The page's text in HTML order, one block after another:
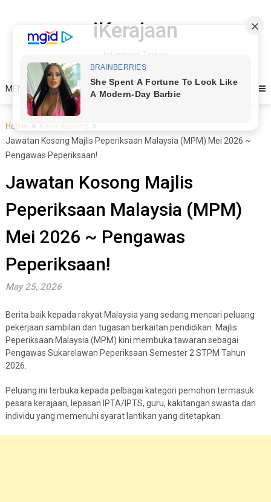
iKerajaan
Informasi Terkini
MENU
Home
Kerja Kosong
Jawatan Kosong Majlis Peperiksaan Malaysia (MPM) Mei 2026 ~
Pengawas Peperiksaan!
Jawatan Kosong Majlis
Peperiksaan Malaysia (MPM)
Mei 2026 ~ Pengawas
Peperiksaan!
May 25, 2026
Berita baik kepada rakyat Malaysia yang sedang mencari peluang
pekerjaan sambilan dan tugasan berkaitan pendidikan. Majlis
Peperiksaan Malaysia (MPM) kini membuka tawaran sebagai
Pengawas Sukarelawan Peperiksaan Semester 2 STPM Tahun
2026.
Peluang ini terbuka kepada pelbagai kategori pemohon termasuk
pesara kerajaan, lepasan IPTA/IPTS, guru, kakitangan swasta dan
individu yang memenuhi syarat lantikan yang ditetapkan.